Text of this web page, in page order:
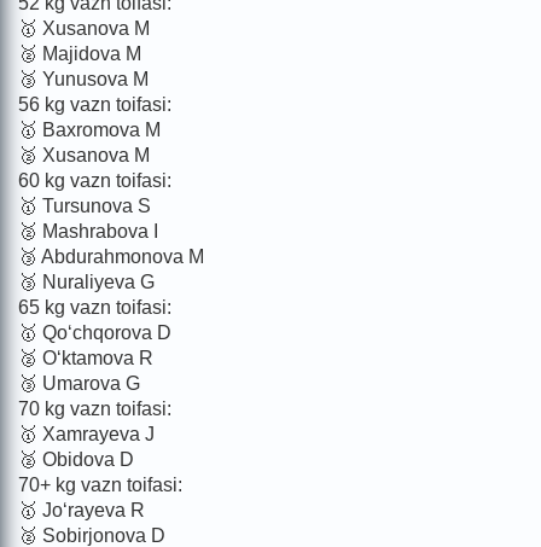
🥇 Xusanova M
🥈 Majidova M
🥉 Yunusova M
56 kg vazn toifasi:
🥇 Baxromova M
🥈 Xusanova M
60 kg vazn toifasi:
🥇 Tursunova S
🥈 Mashrabova I
🥉 Abdurahmonova M
🥉 Nuraliyeva G
65 kg vazn toifasi:
🥇 Qo‘chqorova D
🥈 O‘ktamova R
🥉 Umarova G
70 kg vazn toifasi:
🥇 Xamrayeva J
🥈 Obidova D
70+ kg vazn toifasi:
🥇 Jo‘rayeva R
🥈 Sobirjonova D